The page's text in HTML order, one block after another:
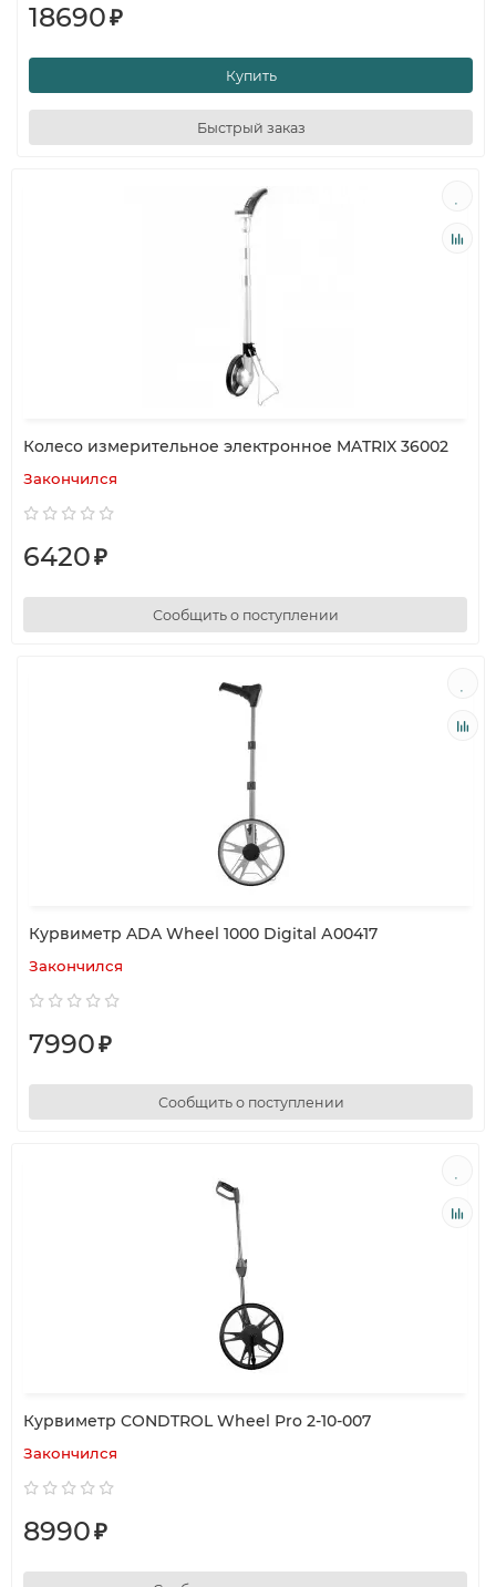
18690₽
Купить
Быстрый заказ
Колесо измерительное электронное MATRIX 36002
Закончился
6420₽
Сообщить о поступлении
Курвиметр ADA Wheel 1000 Digital А00417
Закончился
7990₽
Сообщить о поступлении
Курвиметр CONDTROL Wheel Pro 2-10-007
Закончился
8990₽